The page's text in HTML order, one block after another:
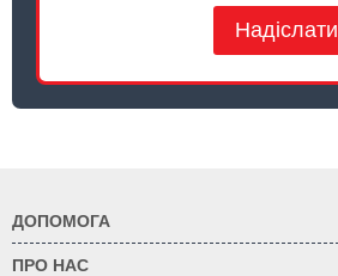
Надіслати
ДОПОМОГА
ПРО НАС